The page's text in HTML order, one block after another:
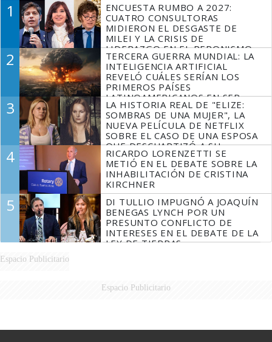
1
ENCUESTA RUMBO A 2027:
CUATRO CONSULTORAS
MIDIERON EL DESGASTE DE
MILEI Y LA CRISIS DE
LIDERAZGO EN EL PERONISMO
2
TERCERA GUERRA MUNDIAL: LA
INTELIGENCIA ARTIFICIAL
REVELÓ CUÁLES SERÍAN LOS
PRIMEROS PAÍSES
LATINOAMERICANOS EN SER
DERROTADOS
3
LA HISTORIA REAL DE "ELIZE:
SOMBRAS DE UNA MUJER", LA
NUEVA PELÍCULA DE NETFLIX
SOBRE EL CASO DE UNA ESPOSA
QUE DESCUARTIZÓ A SU
MARIDO
4
RICARDO LORENZETTI SE
METIÓ EN EL DEBATE SOBRE LA
INHABILITACIÓN DE CRISTINA
KIRCHNER
5
DI TULLIO IMPUGNÓ A JOAQUÍN
BENEGAS LYNCH POR UN
PRESUNTO CONFLICTO DE
INTERESES EN EL DEBATE DE LA
LEY DE TIERRAS
Espacio Publicitario
Espacio Publicitario